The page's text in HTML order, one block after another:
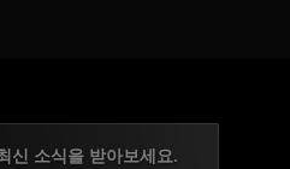
신 소식을 받아보세요.